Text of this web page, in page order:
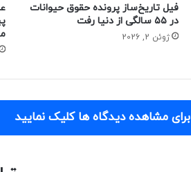
فیل تاریخ‌ساز پرونده حقوق حیوانات
در ۵۵ سالگی از دنیا رفت
ژوئن 2, 2026
برای مشاهده دیدگاه ها کلیک نمایید